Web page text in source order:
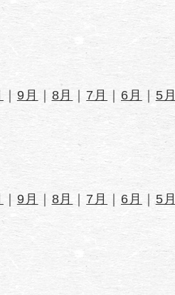
9月 8月 ｜7月 6月 ｜ 5月
9月 8月 7月 6月 ｜ 5月